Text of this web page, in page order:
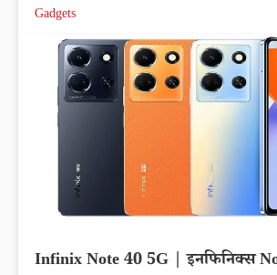
Gadgets
Infinix Note 40 5G | इनफिनिक्स